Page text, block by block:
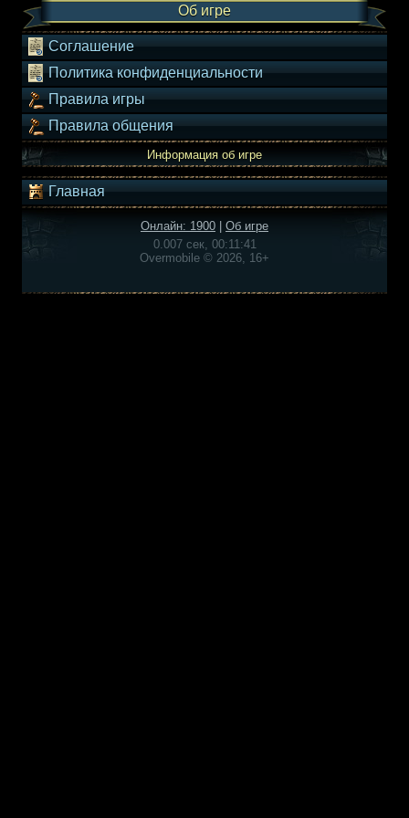
Об игре
Соглашение
Политика конфиденциальности
Правила игры
Правила общения
Информация об игре
Главная
Онлайн: 1900
Об игре
0.007 сек, 00:11:41
Overmobile © 2026, 16+